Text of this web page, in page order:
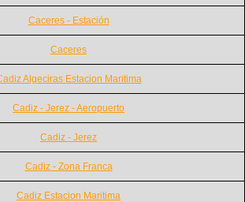
Caceres - Estación
Caceres
Algeciras Estacion Maritima
Cadiz - Jerez - Aeropuerto
Cadiz - Jerez
Cadiz - Zona Franca
Cadiz Estacion Maritima